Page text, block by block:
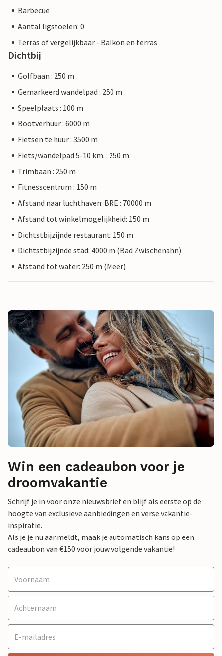
Barbecue
Aantal ligstoelen: 0
Terras of vergelijkbaar - Balkon en terras
Dichtbij
Golfbaan : 250 m
Gemarkeerd wandelpad : 250 m
Speelplaats : 100 m
Bootverhuur : 6000 m
Fietsen te huur : 3500 m
Fiets/wandelpad 5-10 km. : 250 m
Trimbaan : 250 m
Fitnesscentrum : 150 m
Afstand naar luchthaven: BRE : 70000 m
Afstand tot winkelmogelijkheid: 150 m
Dichtstbijzijnde restaurant: 150 m
Dichtstbijzijnde stad: 4000 m (Bad Zwischenahn)
Afstand tot water: 250 m (Meer)
Win een cadeaubon voor je
droomvakantie
Schrijf je in voor onze nieuwsbrief en blijf als eerste op de
hoogte van exclusieve aanbiedingen en verse vakantie-
inspiratie.
Als je je nu aanmeldt, maak je automatisch kans op een
cadeaubon van €150 voor jouw volgende vakantie!